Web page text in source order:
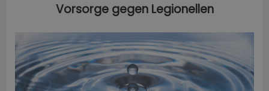
Vorsorge gegen Legionellen